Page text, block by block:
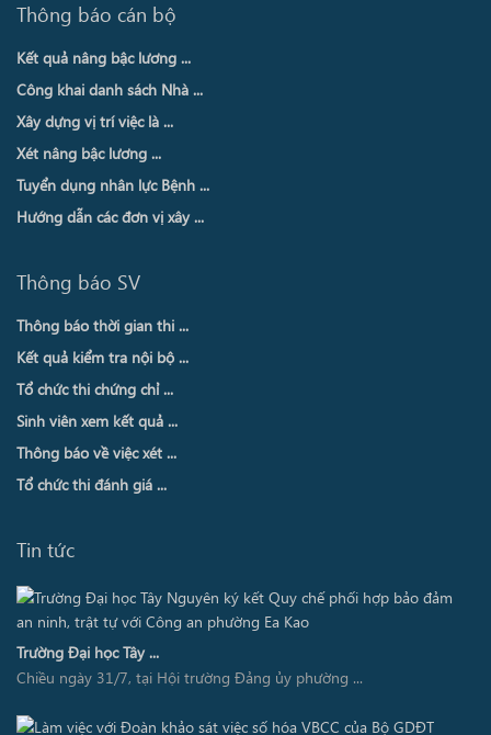
Thông báo cán bộ
Kết quả nâng bậc lương ...
Công khai danh sách Nhà ...
Xây dựng vị trí việc là ...
Xét nâng bậc lương ...
Tuyển dụng nhân lực Bệnh ...
Hướng dẫn các đơn vị xây ...
Thông báo SV
Thông báo thời gian thi ...
Kết quả kiểm tra nội bộ ...
Tổ chức thi chứng chỉ ...
Sinh viên xem kết quả ...
Thông báo về việc xét ...
Tổ chức thi đánh giá ...
Tin tức
Trường Đại học Tây ...
Chiều ngày 31/7, tại Hội trường Đảng ủy phường ...